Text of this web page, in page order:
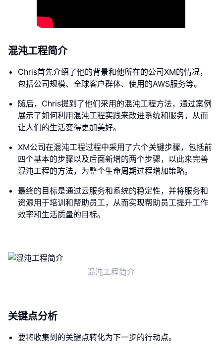
混沌工程简介
Chris首先介绍了他的背景和他所在的公司XM的情况，
包括公司规模、全球客户群体、使用的AWS服务等。
随后，Chris提到了他们采用的混沌工程方法，通过案例
展示了如何利用混沌工程实践来改进系统和服务，从而
让人们的生活变得更加美好。
XM公司在混沌工程过程中采用了六个关键步骤，包括前
四个基本的步骤以及后面新增的两个步骤，以此来完善
混沌工程的方法，为整个生命周期过程增加策略。
最终的目标是通过云服务和系统的稳定性，并将服务和
资源用于培训和帮助员工，从而实现帮助员工提升工作
效率和生活质量的目标。
混沌工程简介
关键点分析
要将收集到的关键点转化为下一步的行动点。